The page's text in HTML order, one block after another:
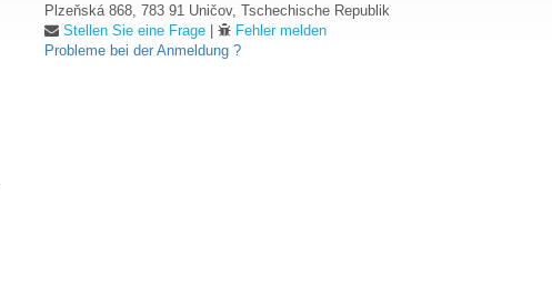
Plzeňská 868, 783 91 Uničov, Tschechische Republik
Stellen Sie eine Frage |
Fehler melden
Probleme bei der Anmeldung ?